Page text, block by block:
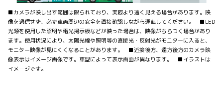
■カメラが映し出す範囲は限られており、実際より遠く見える場合があります。映
像を過信せず、必ず車両周辺の安全を直接確認しながら運転してください。 ■LED
光源を使用した照明や電光掲示板などが映った場合は、映像がちらつく場合があり
ます。使用状況により、太陽光線や照明等の直接光・反射光がモニターに入ると、
モニター映像が見にくくなることがあります。 ■近接後方、遠方後方のカメラ映
像表示はイメージ画像です。車型によって表示画面が異なります。 ■イラストは
イメージです。